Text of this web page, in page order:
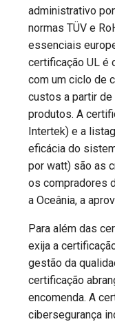
administrativo
normas TÜV e
essenciais
certificação UL é
com um ciclo de
custos a partir
produtos. A
Intertek) e a
eficácia do
por watt) são as
os compradores
a Oceânia, a
Para além das
exija a
gestão da
certificação
encomenda. A
cibersegurança